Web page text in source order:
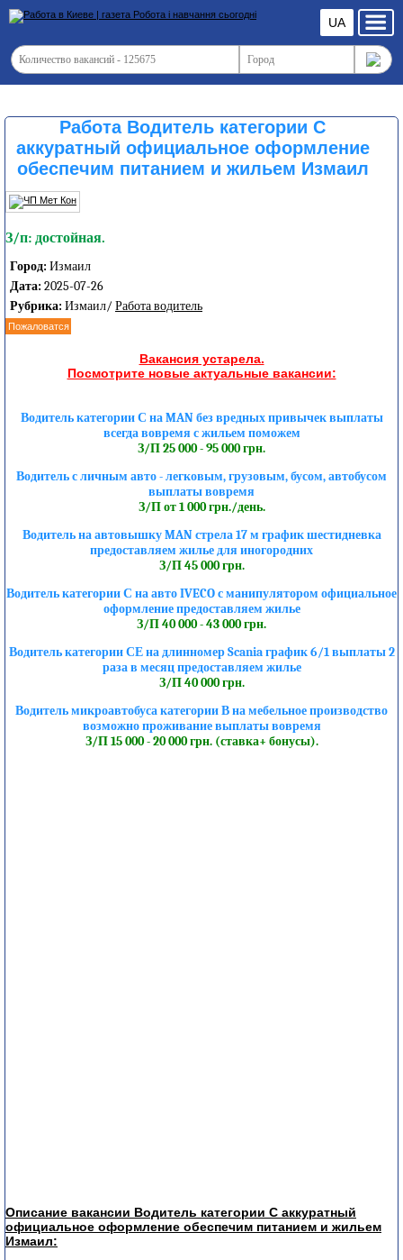
UA
Работа Водитель категории С
аккуратный официальное оформление
обеспечим питанием и жильем Измаил
З/п: достойная.
Город: Измаил
Дата: 2025-07-26
Рубрика: Измаил/ Работа водитель
Пожаловатся
Вакансия устарела.
Посмотрите новые актуальные вакансии:
Водитель категории С на MAN без вредных привычек выплаты
всегда вовремя с жильем поможем
З/П 25 000 - 95 000 грн.
Водитель с личным авто - легковым, грузовым, бусом, автобусом
выплаты вовремя
З/П от 1 000 грн./день.
Водитель на автовышку MAN стрела 17 м график шестидневка
предоставляем жилье для иногородних
З/П 45 000 грн.
Водитель категории С на авто IVECO с манипулятором официальное
оформление предоставляем жилье
З/П 40 000 - 43 000 грн.
Водитель категории СЕ на длинномер Scania график 6/1 выплаты 2
раза в месяц предоставляем жилье
З/П 40 000 грн.
Водитель микроавтобуса категории В на мебельное производство
возможно проживание выплаты вовремя
З/П 15 000 - 20 000 грн. (ставка+ бонусы).
Описание вакансии Водитель категории С аккуратный
официальное оформление обеспечим питанием и жильем
Измаил: